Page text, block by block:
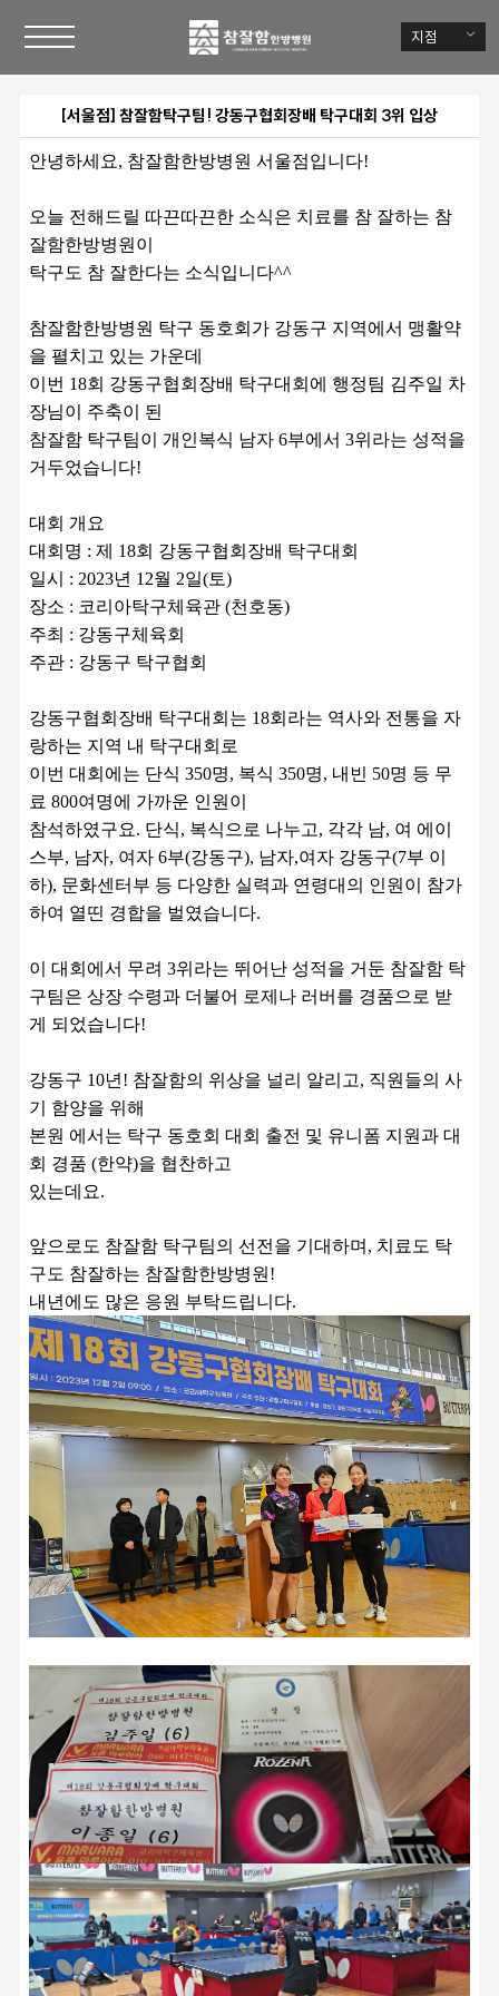
지점
[서울점] 참잘함탁구팀! 강동구협회장배 탁구대회 3위 입상
안녕하세요, 참잘함한방병원 서울점입니다!
오늘 전해드릴 따끈따끈한 소식은 치료를 참 잘하는 참
잘함한방병원이
탁구도 참 잘한다는 소식입니다^^
참잘함한방병원 탁구 동호회가 강동구 지역에서 맹활약
을 펼치고 있는 가운데
이번 18회 강동구협회장배 탁구대회에 행정팀 김주일 차
장님이 주축이 된
참잘함 탁구팀이 개인복식 남자 6부에서 3위라는 성적을
거두었습니다!
대회 개요
대회명 : 제 18회 강동구협회장배 탁구대회
일시 : 2023년 12월 2일(토)
장소 : 코리아탁구체육관 (천호동)
주최 : 강동구체육회
주관 : 강동구 탁구협회
강동구협회장배 탁구대회는 18회라는 역사와 전통을 자
랑하는 지역 내 탁구대회로
이번 대회에는 단식 350명, 복식 350명, 내빈 50명 등 무
료 800여명에 가까운 인원이
참석하였구요. 단식, 복식으로 나누고, 각각 남, 여 에이
스부, 남자, 여자 6부(강동구), 남자,여자 강동구(7부 이
하), 문화센터부 등 다양한 실력과 연령대의 인원이 참가
하여 열띤 경합을 벌였습니다.
이 대회에서 무려 3위라는 뛰어난 성적을 거둔 참잘함 탁
구팀은 상장 수령과 더불어 로제나 러버를 경품으로 받
게 되었습니다!
강동구 10년! 참잘함의 위상을 널리 알리고, 직원들의 사
기 함양을 위해
본원 에서는 탁구 동호회 대회 출전 및 유니폼 지원과 대
회 경품 (한약)을 협찬하고
있는데요.
앞으로도 참잘함 탁구팀의 선전을 기대하며, 치료도 탁
구도 참잘하는 참잘함한방병원!
내년에도 많은 응원 부탁드립니다.